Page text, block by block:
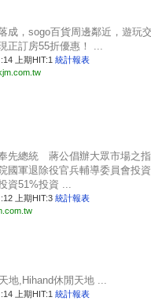
成，sogo百貨周邊鄰近，遊玩
正訂房55折優惠！ ...
:14 上期HIT:1 統計報表
先總統 蔣公倡辦大眾市場之指
國軍退除役官兵輔導委員會投資
資51%投資 ...
:12 上期HIT:3 統計報表
地,Hihand休閒天地 ...
:14 上期HIT:1 統計報表